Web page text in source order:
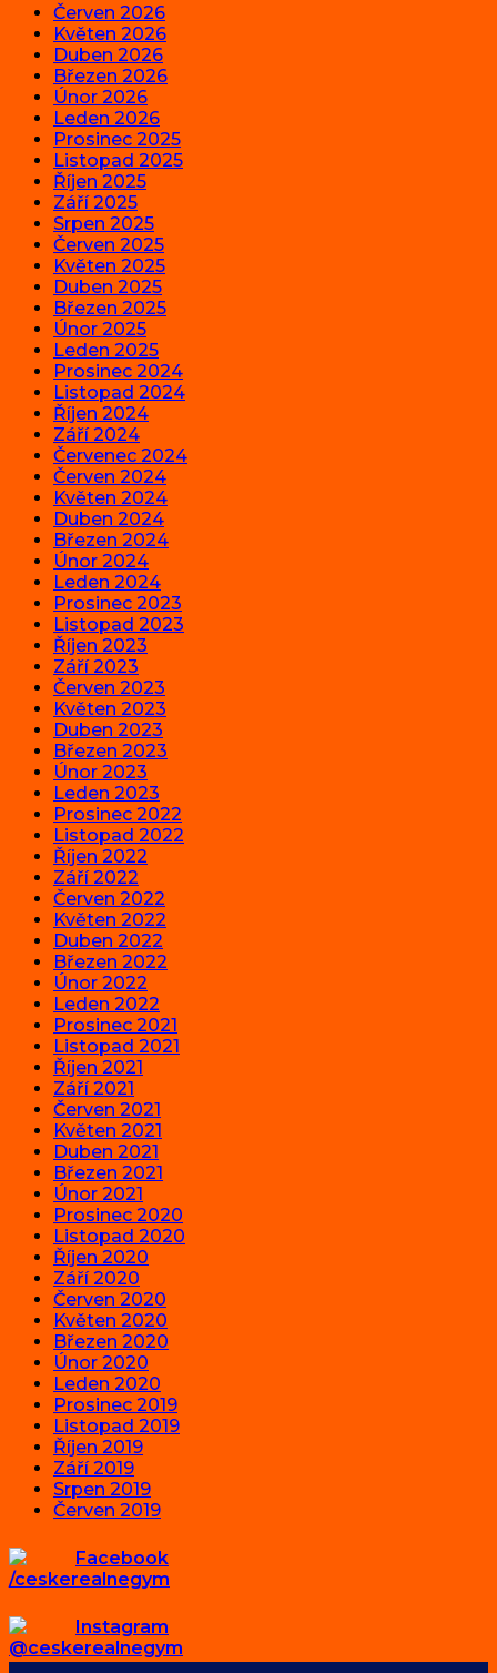
Červen 2026
Květen 2026
Duben 2026
Březen 2026
Únor 2026
Leden 2026
Prosinec 2025
Listopad 2025
Říjen 2025
Září 2025
Srpen 2025
Červen 2025
Květen 2025
Duben 2025
Březen 2025
Únor 2025
Leden 2025
Prosinec 2024
Listopad 2024
Říjen 2024
Září 2024
Červenec 2024
Červen 2024
Květen 2024
Duben 2024
Březen 2024
Únor 2024
Leden 2024
Prosinec 2023
Listopad 2023
Říjen 2023
Září 2023
Červen 2023
Květen 2023
Duben 2023
Březen 2023
Únor 2023
Leden 2023
Prosinec 2022
Listopad 2022
Říjen 2022
Září 2022
Červen 2022
Květen 2022
Duben 2022
Březen 2022
Únor 2022
Leden 2022
Prosinec 2021
Listopad 2021
Říjen 2021
Září 2021
Červen 2021
Květen 2021
Duben 2021
Březen 2021
Únor 2021
Prosinec 2020
Listopad 2020
Říjen 2020
Září 2020
Červen 2020
Květen 2020
Březen 2020
Únor 2020
Leden 2020
Prosinec 2019
Listopad 2019
Říjen 2019
Září 2019
Srpen 2019
Červen 2019
Facebook
/ceskerealnegym
Instagram
@ceskerealnegym